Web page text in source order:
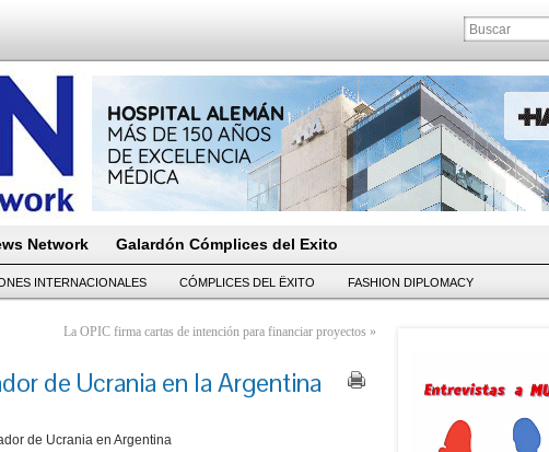
Network Galardón Cómplices del Exito
INTERNACIONALES CÓMPLICES DEL ËXITO FASHION DIPLOMACY
La OPIC firma cartas de intención para financiar proyectos »
de Ucrania en la Argentina
de Ucrania en Argentina